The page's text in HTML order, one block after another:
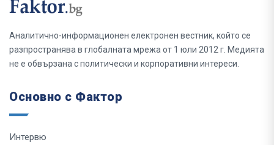
Аналитично-информационен електронен вестник, който се
разпространява в глобалната мрежа от 1 юли 2012 г. Медията
не е обвързана с политически и корпоративни интереси.
Основно с Фактор
Интервю